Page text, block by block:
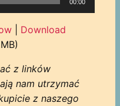
00:00
| Download
z linków
nam utrzymać
z naszego